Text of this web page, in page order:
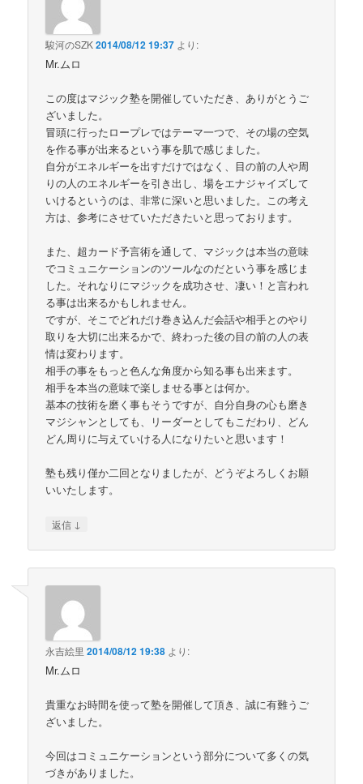
駿河のSZK2014/08/12 19:37 より:
Mr.ムロ
この度はマジック塾を開催していただき、ありがとうご
ざいました。
冒頭に行ったロープレではテーマ一つで、その場の空気
を作る事が出来るという事を肌で感じました。
自分がエネルギーを出すだけではなく、目の前の人や周
りの人のエネルギーを引き出し、場をエナジャイズして
いけるというのは、非常に深いと思いました。この考え
方は、参考にさせていただきたいと思っております。
また、超カード予言術を通して、マジックは本当の意味
でコミュニケーションのツールなのだという事を感じま
した。それなりにマジックを成功させ、凄い！と言われ
る事は出来るかもしれません。
ですが、そこでどれだけ巻き込んだ会話や相手とのやり
取りを大切に出来るかで、終わった後の目の前の人の表
情は変わります。
相手の事をもっと色んな角度から知る事も出来ます。
相手を本当の意味で楽しませる事とは何か。
基本の技術を磨く事もそうですが、自分自身の心も磨き
マジシャンとしても、リーダーとしてもこだわり、どん
どん周りに与えていける人になりたいと思います！
塾も残り僅か二回となりましたが、どうぞよろしくお願
いいたします。
返信 ↓
永吉絵里 2014/08/12 19:38 より:
Mr.ムロ
貴重なお時間を使って塾を開催して頂き、誠に有難うご
ざいました。
今回はコミュニケーションという部分について多くの気
づきがありました。